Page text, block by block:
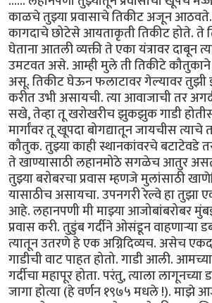
काळचे तुझ्या प्रवासाचे तिकीट अजून
कागदाचे छोटेसे आयताकृती तिकीट होते. ते
घेताना आतली व्यक्ती ते एका यंत्रावर दाबून
उमटवत असे. आम्ही मुले ती तिकीटे
असू. तिकीट घेऊन फलाटावर गेल्यावर तुझी
करीत उभी असायची. त्या आवाजाची तर
सखे, तेव्हा तू खरोखरीच झुकझुक गाडी
मार्गांवर तू खूपदा बोगद्यातून जायचीस
कौतुक. तुझ्या काही स्थानकांवरचे बटाटेवडे
ते खाण्यासाठी लहानमोठे सगळेच आतुर
तुझ्या बरोबरचा प्रवास म्हणजे मुलांसाठी
यासाठीच असायचा. उपनगरी रेल्वे हा तुझा
आहे. लहानपणी मी माझ्या आजोबांबरोबर
प्रवास करी. तुडुंब गर्दीने ओसंडून वाहणाऱ्या
त्यातून उतरणे हे एक अग्निदिव्यच. असेच
गाडीची वाट पाहत होतो. गाडी आली.
गर्दीचा महापूर होता. परंतु, त्याला लागूनच्या
जागा होत्या (हे वर्णन १९७५ मधले !). माझे